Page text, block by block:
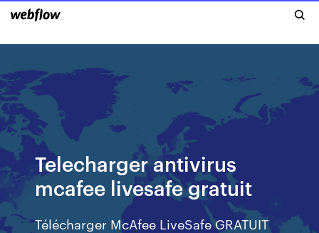
Telecharger antivirus
mcafee livesafe gratuit
Télécharger McAfee LiveSafe GRATUIT